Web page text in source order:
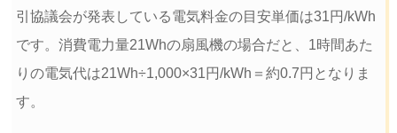
引協議会が発表している電気料金の目安単価は31円/kWh
です。消費電力量21Whの扇風機の場合だと、1時間あた
りの電気代は21Wh÷1,000×31円/kWh＝約0.7円となりま
す。